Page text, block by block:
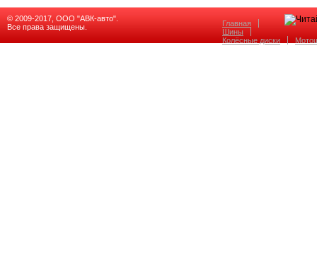
© 2009-2017, ООО "АВК-авто".
Все права защищены.
Главная
Шины
Колёсные диски